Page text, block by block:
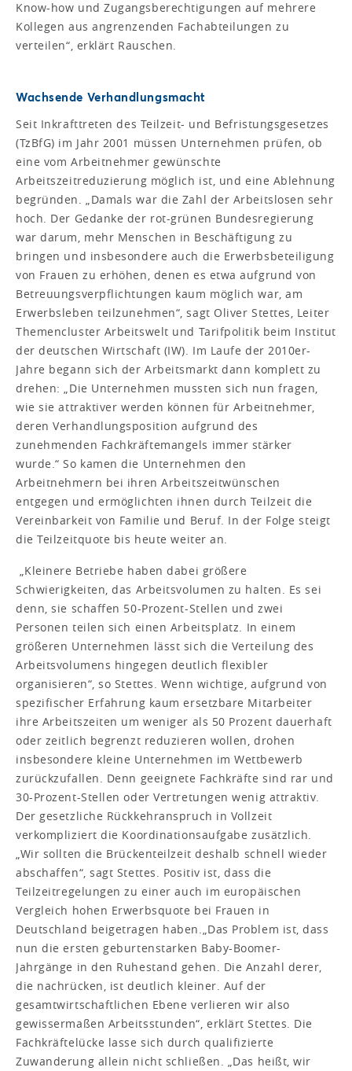
Know-how und Zugangsberechtigungen auf mehrere
Kollegen aus angrenzenden Fachabteilungen zu
verteilen“, erklärt Rauschen.
Wachsende Verhandlungsmacht
Seit Inkrafttreten des Teilzeit- und Befristungsgesetzes
(TzBfG) im Jahr 2001 müssen Unternehmen prüfen, ob
eine vom Arbeitnehmer gewünschte
Arbeitszeitreduzierung möglich ist, und eine Ablehnung
begründen. „Damals war die Zahl der Arbeitslosen sehr
hoch. Der Gedanke der rot-grünen Bundesregierung
war darum, mehr Menschen in Beschäftigung zu
bringen und insbesondere auch die Erwerbsbeteiligung
von Frauen zu erhöhen, denen es etwa aufgrund von
Betreuungsverpflichtungen kaum möglich war, am
Erwerbsleben teilzunehmen“, sagt Oliver Stettes, Leiter
Themencluster Arbeitswelt und Tarifpolitik beim Institut
der deutschen Wirtschaft (IW). Im Laufe der 2010er-
Jahre begann sich der Arbeitsmarkt dann komplett zu
drehen: „Die Unternehmen mussten sich nun fragen,
wie sie attraktiver werden können für Arbeitnehmer,
deren Verhandlungsposition aufgrund des
zunehmenden Fachkräftemangels immer stärker
wurde.“ So kamen die Unternehmen den
Arbeitnehmern bei ihren Arbeitszeitwünschen
entgegen und ermöglichten ihnen durch Teilzeit die
Vereinbarkeit von Familie und Beruf. In der Folge steigt
die Teilzeitquote bis heute weiter an.
„Kleinere Betriebe haben dabei größere
Schwierigkeiten, das Arbeitsvolumen zu halten. Es sei
denn, sie schaffen 50-Prozent-Stellen und zwei
Personen teilen sich einen Arbeitsplatz. In einem
größeren Unternehmen lässt sich die Verteilung des
Arbeitsvolumens hingegen deutlich flexibler
organisieren“, so Stettes. Wenn wichtige, aufgrund von
spezifischer Erfahrung kaum ersetzbare Mitarbeiter
ihre Arbeitszeiten um weniger als 50 Prozent dauerhaft
oder zeitlich begrenzt reduzieren wollen, drohen
insbesondere kleine Unternehmen im Wettbewerb
zurückzufallen. Denn geeignete Fachkräfte sind rar und
30-Prozent-Stellen oder Vertretungen wenig attraktiv.
Der gesetzliche Rückkehranspruch in Vollzeit
verkompliziert die Koordinationsaufgabe zusätzlich.
„Wir sollten die Brückenteilzeit deshalb schnell wieder
abschaffen“, sagt Stettes. Positiv ist, dass die
Teilzeitregelungen zu einer auch im europäischen
Vergleich hohen Erwerbsquote bei Frauen in
Deutschland beigetragen haben.„Das Problem ist, dass
nun die ersten geburtenstarken Baby-Boomer-
Jahrgänge in den Ruhestand gehen. Die Anzahl derer,
die nachrücken, ist deutlich kleiner. Auf der
gesamtwirtschaftlichen Ebene verlieren wir also
gewissermaßen Arbeitsstunden“, erklärt Stettes. Die
Fachkräftelücke lasse sich durch qualifizierte
Zuwanderung allein nicht schließen. „Das heißt, wir